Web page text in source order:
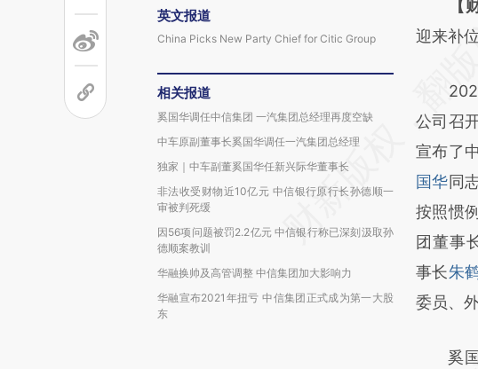
英文报道
China Picks New Party Chief for Citic Group
相关报道
奚国华调任中信集团 一汽集团总经理再度空缺
中车原副董事长奚国华调任一汽集团总经理
独家｜中车副董奚国华任新兴际华董事长
非法收受财物近10亿元 中信银行原行长孙德顺一
审被判死缓
因56项问题被罚2.2亿元 中信银行称已深刻汲取孙
德顺案教训
华融换帅及高管调整 中信集团加大影响力
华融宣布2021年扭亏 中信集团正式成为第一大股
东
请务必
AI
成，可
新观点
对和校
【
迎来补
2023
公司召
宣布了
国华同
按照惯
团董事
事长朱
委员、
奚国